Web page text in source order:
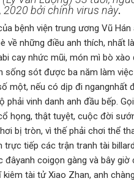
2020 bởi chính virus này.
bệnh viện trung ương Vũ
về những điều anh thích, nhất
cay nhức mũi, món mì bò
sống sót được ba năm làm
một, nếu có dịp đi ngangnhất
phải vinh danh anh đầu bếp.
họng, thật tuyệt, cuộc đời
bị tròn, vì thế phải chơi thể
trực tiếp các trận tranh tài
đâyanh coigọn gàng và bây
tài tử Xiao Zhan, anh